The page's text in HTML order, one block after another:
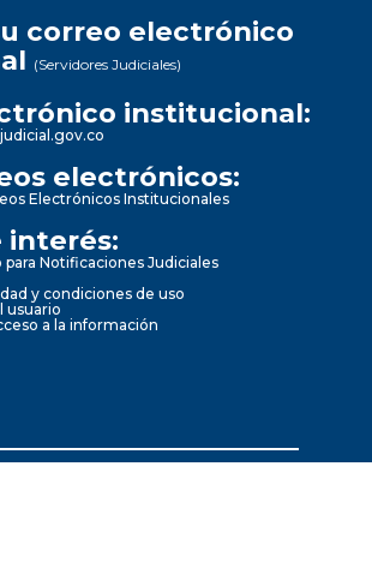
correo electrónico
(Servidores Judiciales)
institucional:
electrónicos:
Electrónicos Institucionales
interés:
Notificaciones Judiciales
y condiciones de uso
usuario
a la información